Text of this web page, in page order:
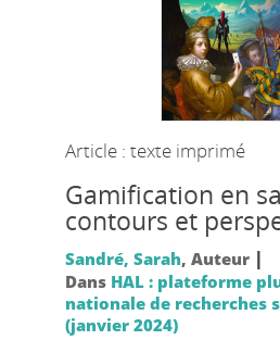
Article : texte imprimé
Gamification en
contours et
Sandré, Sarah, Auteur |
Dans HAL : plateforme
nationale de recherches
(janvier 2024)